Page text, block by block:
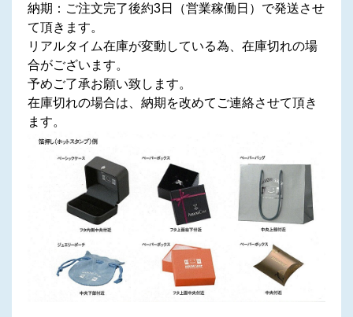
納期：ご注文完了後約3日（営業稼働日）で発送させ
て頂きます。
リアルタイム在庫が変動している為、在庫切れの場
合がございます。
予めご了承お願い致します。
在庫切れの場合は、納期を改めてご連絡させて頂き
ます。